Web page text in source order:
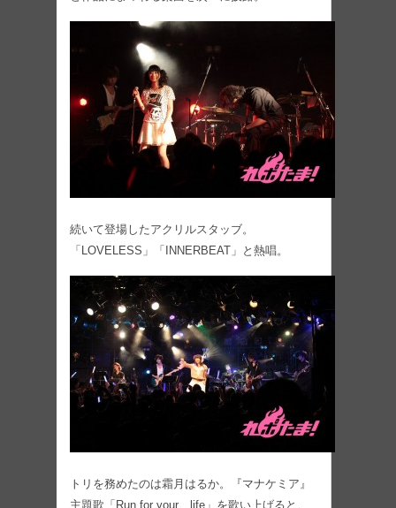
続いて登場したアクリルスタッブ。
「LOVELESS」「INNERBEAT」と熱唱。
トリを務めたのは霜月はるか。『マナケミア』
主題歌「Run for your life」を歌い上げると、